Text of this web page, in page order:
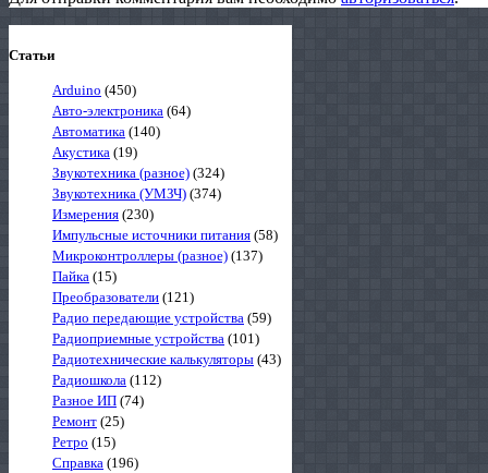
Статьи
Arduino (450)
Авто-электроника (64)
Автоматика (140)
Акустика (19)
Звукотехника (разное) (324)
Звукотехника (УМЗЧ) (374)
Измерения (230)
Импульсные источники питания (58)
Микроконтроллеры (разное) (137)
Пайка (15)
Преобразователи (121)
Радио передающие устройства (59)
Радиоприемные устройства (101)
Радиотехнические калькуляторы (43)
Радиошкола (112)
Разное ИП (74)
Ремонт (25)
Ретро (15)
Справка (196)